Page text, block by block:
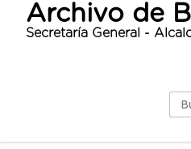
Archivo de
Secretaría General -